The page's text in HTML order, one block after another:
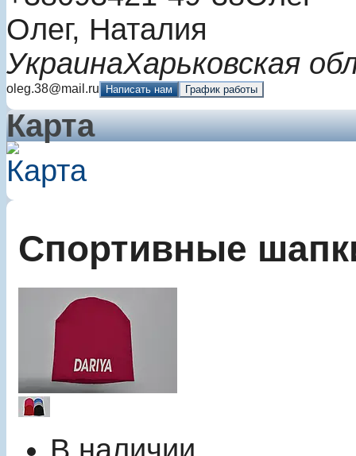
Олег, Наталия
УкраинаХарьковская
oleg.38@mail.ru Написать нам График работы
Карта
Спортивные